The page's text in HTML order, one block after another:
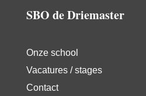
SBO de Driemaster
Onze school
Vacatures / stages
Contact